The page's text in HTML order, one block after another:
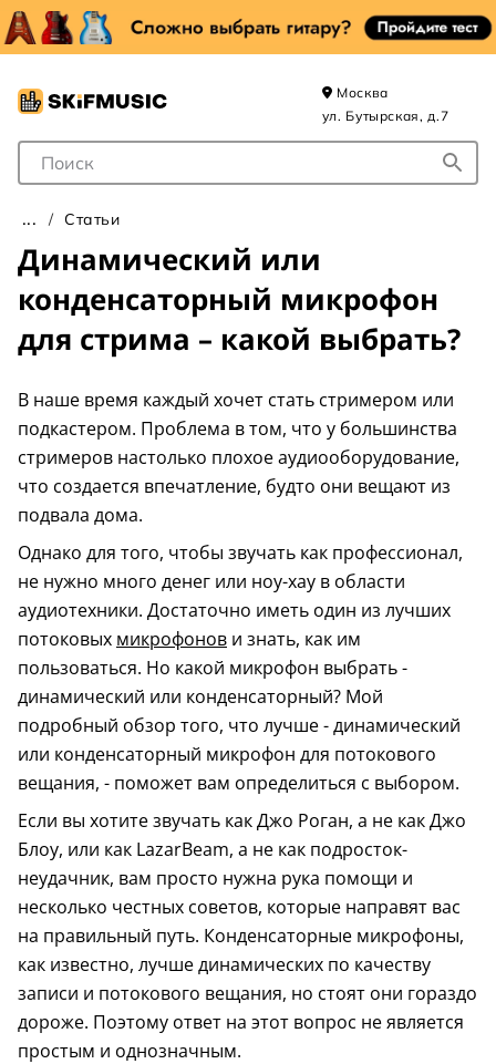
Поле для Поиска
Москва
ул. Бутырская, д.7
Статьи
Динамический или
конденсаторный микрофон
для стрима – какой выбрать?
В наше время каждый хочет стать стримером или
подкастером. Проблема в том, что у большинства
стримеров настолько плохое аудиооборудование,
что создается впечатление, будто они вещают из
подвала дома.
Однако для того, чтобы звучать как профессионал,
не нужно много денег или ноу-хау в области
аудиотехники. Достаточно иметь один из лучших
потоковых микрофонов и знать, как им
пользоваться. Но какой микрофон выбрать -
динамический или конденсаторный? Мой
подробный обзор того, что лучше - динамический
или конденсаторный микрофон для потокового
вещания, - поможет вам определиться с выбором.
Если вы хотите звучать как Джо Роган, а не как Джо
Блоу, или как LazarBeam, а не как подросток-
неудачник, вам просто нужна рука помощи и
несколько честных советов, которые направят вас
на правильный путь. Конденсаторные микрофоны,
как известно, лучше динамических по качеству
записи и потокового вещания, но стоят они гораздо
дороже. Поэтому ответ на этот вопрос не является
простым и однозначным.